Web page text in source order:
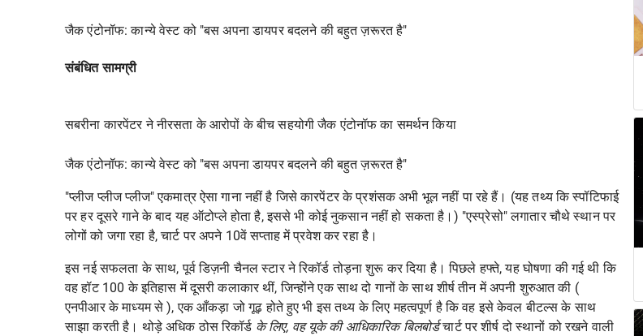
जैक एंटोनॉफ: कान्ये वेस्ट को "बस अपना डायपर बदलने की बहुत ज़रूरत है"
संबंधित सामग्री
सबरीना कारपेंटर ने नीरसता के आरोपों के बीच सहयोगी जैक एंटोनॉफ का समर्थन किया
जैक एंटोनॉफ: कान्ये वेस्ट को "बस अपना डायपर बदलने की बहुत ज़रूरत है"
"प्लीज प्लीज प्लीज" एकमात्र ऐसा गाना नहीं है जिसे कारपेंटर के प्रशंसक अभी भूल नहीं पा रहे हैं। (यह तथ्य कि स्पॉटिफाई
पर हर दूसरे गाने के बाद यह ऑटोप्ले होता है, इससे भी कोई नुकसान नहीं हो सकता है।) "एस्प्रेसो" लगातार चौथे स्थान पर
लोगों को जगा रहा है, चार्ट पर अपने 10वें सप्ताह में प्रवेश कर रहा है।
इस नई सफलता के साथ, पूर्व डिज़नी चैनल स्टार ने रिकॉर्ड तोड़ना शुरू कर दिया है। पिछले हफ्ते, यह घोषणा की गई थी कि
वह हॉट 100 के इतिहास में दूसरी कलाकार थीं, जिन्होंने एक साथ दो गानों के साथ शीर्ष तीन में अपनी शुरुआत की (
एनपीआरके माध्यम से ), एक आँकड़ा जो गूढ़ होते हुए भी इस तथ्य के लिए महत्वपूर्ण है कि वह इसे केवल बीटल्स के साथ
साझा करती है। थोड़े अधिक ठोस रिकॉर्ड के लिए, वह यूके की आधिकारिक बिलबोर्डचार्ट पर शीर्ष दो स्थानों को रखने वाली